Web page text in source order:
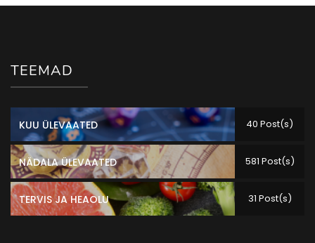
TEEMAD
KUU ÜLEVAATED 40 Post(s)
NÄDALA ÜLEVAATED 581 Post(s)
TERVIS JA HEAOLU 31 Post(s)